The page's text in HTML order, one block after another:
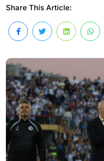
Share This Article: